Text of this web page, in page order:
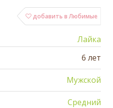
добавить в Любимые
Лайка
6 лет
Мужской
Средний